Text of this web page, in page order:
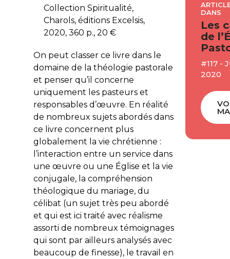
Collection Spiritualité,
Charols, éditions Excelsis,
2020, 360 p., 20 €
On peut classer ce livre dans le
domaine de la théologie pastorale
et penser qu’il concerne
uniquement les pasteurs et
responsables d’œuvre. En réalité
de nombreux sujets abordés dans
ce livre concernent plus
globalement la vie chrétienne :
l’interaction entre un service dans
une œuvre ou une Église et la vie
conjugale, la compréhension
théologique du mariage, du
célibat (un sujet très peu abordé
et qui est ici traité avec réalisme
assorti de nombreux témoignages
qui sont par ailleurs analysés avec
beaucoup de finesse), le travail en
DANS
Les
de
#117 -
2020